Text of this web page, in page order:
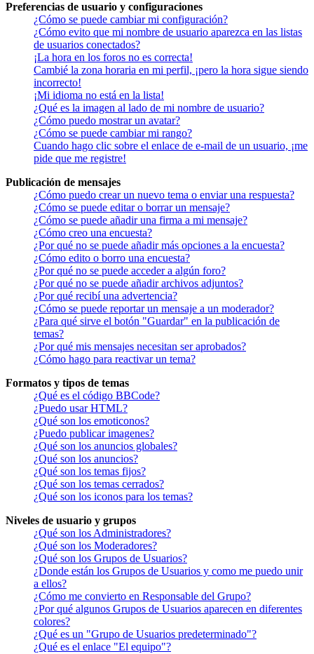
Preferencias de usuario y configuraciones
¿Cómo se puede cambiar mi configuración?
¿Cómo evito que mi nombre de usuario aparezca en las listas
de usuarios conectados?
¡La hora en los foros no es correcta!
Cambié la zona horaria en mi perfil, ¡pero la hora sigue siendo
incorrecto!
¡Mi idioma no está en la lista!
¿Qué es la imagen al lado de mi nombre de usuario?
¿Cómo puedo mostrar un avatar?
¿Cómo se puede cambiar mi rango?
Cuando hago clic sobre el enlace de e-mail de un usuario, ¡me
pide que me registre!
Publicación de mensajes
¿Cómo puedo crear un nuevo tema o enviar una respuesta?
¿Cómo se puede editar o borrar un mensaje?
¿Cómo se puede añadir una firma a mi mensaje?
¿Cómo creo una encuesta?
¿Por qué no se puede añadir más opciones a la encuesta?
¿Cómo edito o borro una encuesta?
¿Por qué no se puede acceder a algún foro?
¿Por qué no se puede añadir archivos adjuntos?
¿Por qué recibí una advertencia?
¿Cómo se puede reportar un mensaje a un moderador?
¿Para qué sirve el botón "Guardar" en la publicación de
temas?
¿Por qué mis mensajes necesitan ser aprobados?
¿Cómo hago para reactivar un tema?
Formatos y tipos de temas
¿Qué es el código BBCode?
¿Puedo usar HTML?
¿Qué son los emoticonos?
¿Puedo publicar imagenes?
¿Qué son los anuncios globales?
¿Qué son los anuncios?
¿Qué son los temas fijos?
¿Qué son los temas cerrados?
¿Qué son los iconos para los temas?
Niveles de usuario y grupos
¿Qué son los Administradores?
¿Qué son los Moderadores?
¿Qué son los Grupos de Usuarios?
¿Donde están los Grupos de Usuarios y como me puedo unir
a ellos?
¿Cómo me convierto en Responsable del Grupo?
¿Por qué algunos Grupos de Usuarios aparecen en diferentes
colores?
¿Qué es un "Grupo de Usuarios predeterminado"?
¿Qué es el enlace "El equipo"?